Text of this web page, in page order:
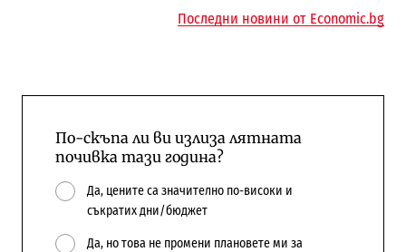
Последни новини от Economic.bg
По-скъпа ли ви излиза лятната
почивка тази година?
Да, цените са значително по-високи и
съкратих дни/бюджет
Да, но това не промени плановете ми за